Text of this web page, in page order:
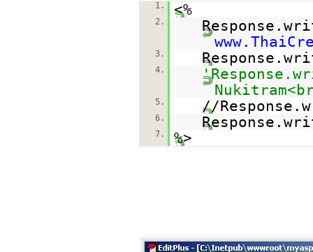
1. <%
2.
3.
4.
5. //
6.
7. %>